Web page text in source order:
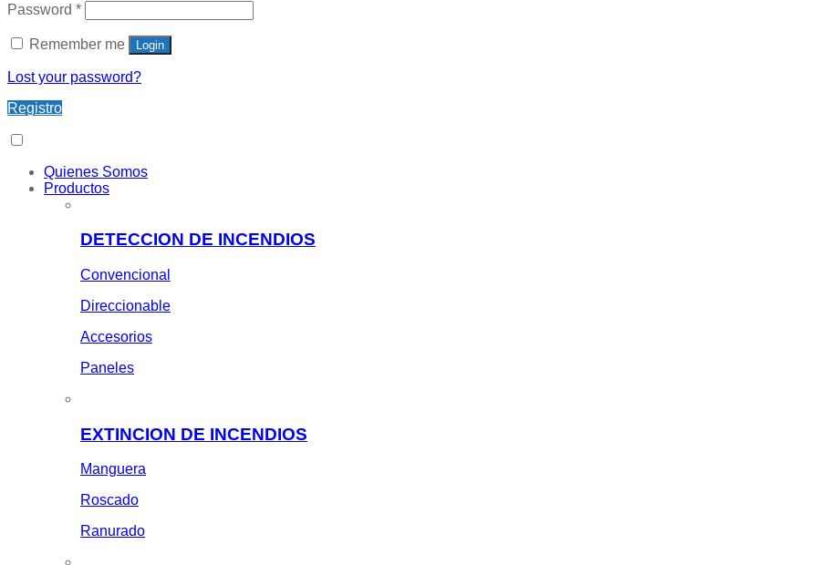
Password *
Remember me Login
Lost your password?
Registro
Quienes Somos
Productos
DETECCION DE INCENDIOS
Convencional
Direccionable
Accesorios
Paneles
EXTINCION DE INCENDIOS
Manguera
Roscado
Ranurado